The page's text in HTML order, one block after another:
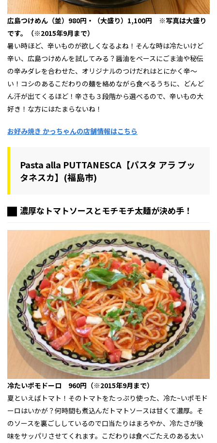
広島つけめん（並）980円・（大盛り）1,100円 ※写真は大盛り
です。（※2015年9月まで）
暑い時ほど、辛いものが欲しくなるよね！そんな時は冷たいけど
辛い、広島つけめんを試してみる？醤油をベースにごま油や秘伝
の辛みダレを合わせた、オリジナルのつけだれはとにかく辛～
い！コシのあるこだわりの麺を絡めながら食べるうちに、どんど
ん汗が出てくるほど！辛さも３段階から選べるので、辛いもの大
好き！な方にはたまらないね！
お好み焼き かっちゃんの店舗情報はこちら
Pasta alla PUTTANESCA【パスタ アラ プッ
タネスカ】(福島市)
濃厚なトマトソースとモチモチ太麺が決め手！
冷たいポモドーロ 960円（※2015年9月まで）
夏といえばトマト！そのトマトをたっぷり使った、冷た~いポモド
ーロはいかが？何時間も煮込んだトマトソースは甘くて濃厚。そ
のソースを裏ごししているので口当たりはまろやか、冷たさが後
味をサッパリさせてくれます。こだわりは食べごたえのある太い